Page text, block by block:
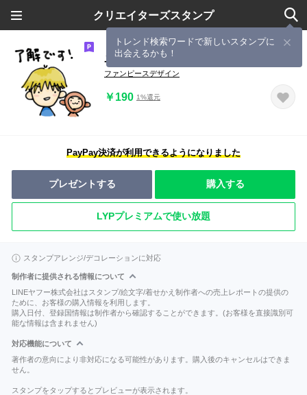
クリエイターズスタンプ
トレンド検索ワードで新しいスタンプに
出会えるかも！
ユキとウキ
ファンピースデザイン
￥190 1%還元
PayPay決済が利用できるようになりました
プレゼントする 購入する
LYPプレミアムで使い放題
スタンプアレンジ/デコレーションに対応
制作者に提供される情報について
LINEヤフー株式会社はスタンプ/絵文字/着せかえ制作者への売上レポートの提供の
ために、お客様の購入情報を利用します。
購入日付、登録国情報は制作者から確認することができます。(お客様を直接識別可
能な情報は含まれません)
対応機能について
著作者の意向により非対応になる可能性があります。購入後のキャンセルはできま
せん。
スタンプをタップするとプレビューが表示されます。